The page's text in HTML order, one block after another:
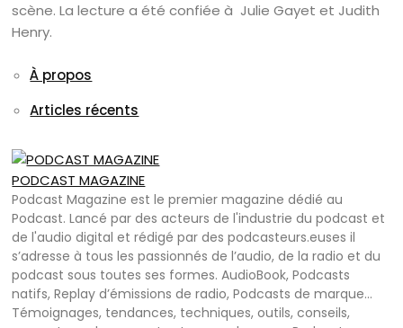
scène. La lecture a été confiée à Julie Gayet et Judith
Henry.
À propos
Articles récents
PODCAST MAGAZINE
Podcast Magazine est le premier magazine dédié au
Podcast. Lancé par des acteurs de l'industrie du podcast et
de l'audio digital et rédigé par des podcasteurs.euses il
s’adresse à tous les passionnés de l’audio, de la radio et du
podcast sous toutes ses formes. AudioBook, Podcasts
natifs, Replay d’émissions de radio, Podcasts de marque…
Témoignages, tendances, techniques, outils, conseils,